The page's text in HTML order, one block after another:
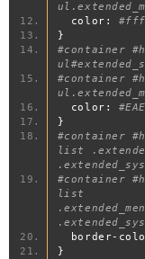
  color
:
}
#container
#container
  color
:
}
#container
list
#container
list
  border
-
}